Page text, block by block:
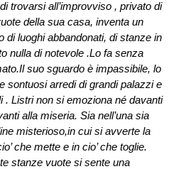
trovarsi all’improvviso , privato di
della sua casa, inventa un
di luoghi abbandonati, di stanze in
nulla di notevole .Lo fa senza
suo sguardo è impassibile, lo
sontuosi arredi di grandi palazzi e
. Listri non si emoziona né davanti
alla miseria. Sia nell’una sia
misterioso,in cui si avverte la
che mette e in cio’ che toglie.
stanze vuote si sente una